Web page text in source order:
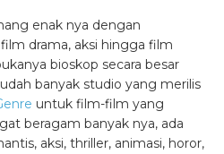
enak nya dengan
drama, aksi hingga film
bioskop secara besar
banyak studio yang merilis
untuk film-film yang
beragam banyak nya, ada
aksi, thriller, animasi, horor,